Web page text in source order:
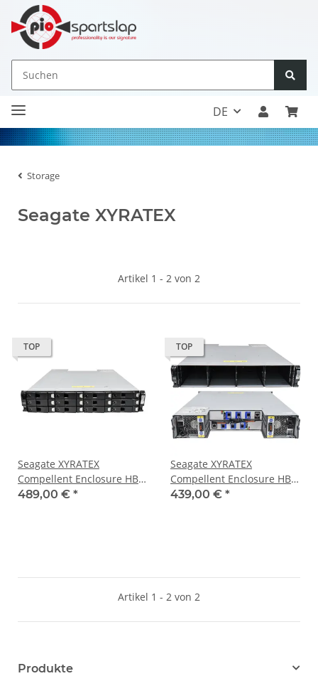
DE
Storage
Seagate XYRATEX
Artikel 1 - 2 von 2
TOP
Seagate XYRATEX
Compellent Enclosure HB-
1235 2U 2x Controller
489,00 € *
TOP
Seagate XYRATEX
Compellent Enclosure HB-
1235 2U 2x Controller
439,00 € *
Artikel 1 - 2 von 2
Produkte